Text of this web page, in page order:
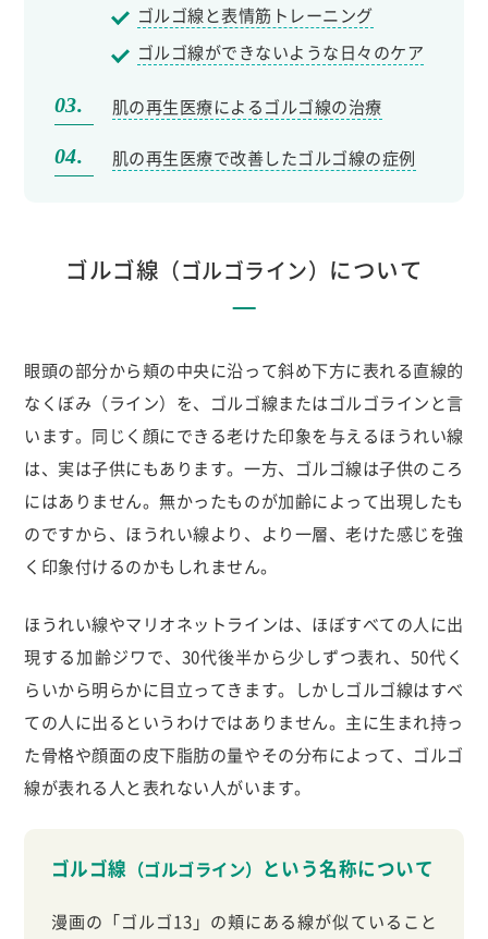
ゴルゴ線と表情筋トレーニング
ゴルゴ線ができないような日々のケア
肌の再生医療によるゴルゴ線の治療
肌の再生医療で改善したゴルゴ線の症例
ゴルゴ線 （ゴルゴライン） について
眼頭の部分から頬の中央に沿って斜め下方に表れる直線的
なくぼみ（ライン）を、ゴルゴ線またはゴルゴラインと言
います。同じく顔にできる老けた印象を与えるほうれい線
は、実は子供にもあります。一方、ゴルゴ線は子供のころ
にはありません。無かったものが加齢によって出現したも
のですから、ほうれい線より、より一層、老けた感じを強
く印象付けるのかもしれません。
ほうれい線やマリオネットラインは、ほぼすべての人に出
現する加齢ジワで、30代後半から少しずつ表れ、50代く
らいから明らかに目立ってきます。しかしゴルゴ線はすべ
ての人に出るというわけではありません。主に生まれ持っ
た骨格や顔面の皮下脂肪の量やその分布によって、ゴルゴ
線が表れる人と表れない人がいます。
ゴルゴ線 （ゴルゴライン） という名称について
漫画の「ゴルゴ13」の頬にある線が似ていること